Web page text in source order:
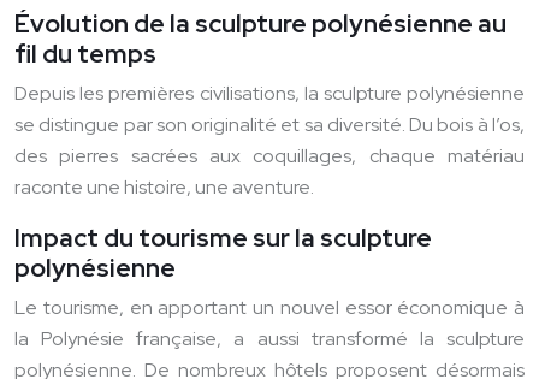
Évolution de la sculpture polynésienne au
fil du temps
Depuis les premières civilisations, la sculpture polynésienne
se distingue par son originalité et sa diversité. Du bois à l’os,
des pierres sacrées aux coquillages, chaque matériau
raconte une histoire, une aventure.
Impact du tourisme sur la sculpture
polynésienne
Le tourisme, en apportant un nouvel essor économique à
la Polynésie française, a aussi transformé la sculpture
polynésienne. De nombreux hôtels proposent désormais